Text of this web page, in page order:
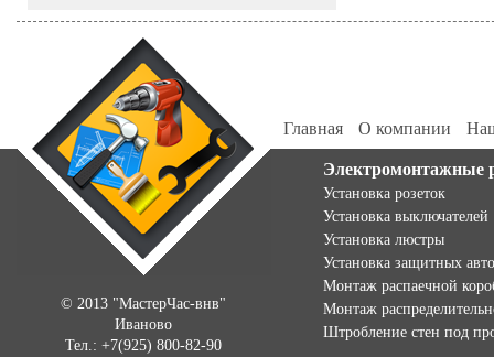
Главная О компании
© 2013 "МастерЧас-внв"
Иваново
Тел.: +7(925) 800-82-90
Электромонтажные
Установка розеток
Установка выключателей
Установка люстры
Установка защитных
Монтаж распаечной
Монтаж
Штробление стен под